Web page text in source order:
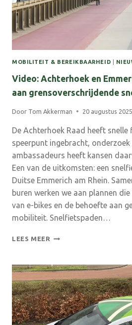
MOBILITEIT & BEREIKBAARHEID
Video: Achterhoek en
aan grensoverschrijdende
Door Tom Akkerman 20 augustus 2025
De Achterhoek Raad heeft
speerpunt ingebracht,
ambassadeurs heeft kansen
Een van de uitkomsten: een
Duitse Emmerich am Rhein.
buren werken we aan plannen
van e-bikes en de behoefte aan
mobiliteit. Snelfietspaden…
LEES MEER VIDEO:
EMMERICH
WERKEN
SAMEN
AAN
SNELFIETSPADEN